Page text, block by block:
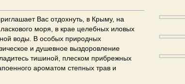
Вас отдохнуть, в Крыму, на
моря, в крае целебных иловых
воды. В особых природных
и душевное выздоровление
тишиной, плеском прибрежных
ароматом степных трав и